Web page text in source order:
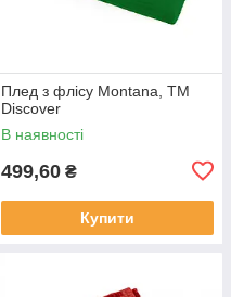
Плед з флісу Montana, TM
Discover
В наявності
499,60 ₴
Купити